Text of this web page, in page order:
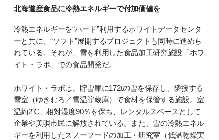
北海道産食品に冷熱エネルギーで付加価値を
冷熱エネルギーを“ハード”利用するホワイトデータセンタ
ーと共に、“ソフト”展開するプロジェクトも同時に進めら
れている。それが、雪を利用した食品加工研究施設「ホワ
イト・ラボ」での食品開発だ。
ホワイト・ラボは、貯雪庫に172tの雪を保存し、隣接する
雪室（ゆきむろ／雪温貯蔵庫）で食材を保管する施設。室
温約2℃、相対湿度90％を保ち、レンタルスペースとして
企業や美唄市民に解放されている。また、雪の冷熱エネル
ギーを利用したスノーフードの加工・研究室（低温乾燥実